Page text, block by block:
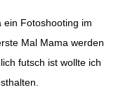
ein Fotoshooting im
Mal Mama werden
futsch ist wollte ich